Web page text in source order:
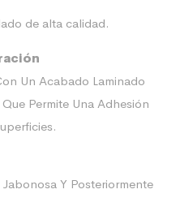
de alta calidad.
Un Acabado Laminado
Permite Una Adhesión
Y Posteriormente